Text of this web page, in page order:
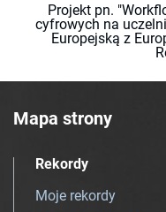
Projekt pn.
cyfrowych na
Europejską z
Mapa strony
Rekordy
Moje rekordy